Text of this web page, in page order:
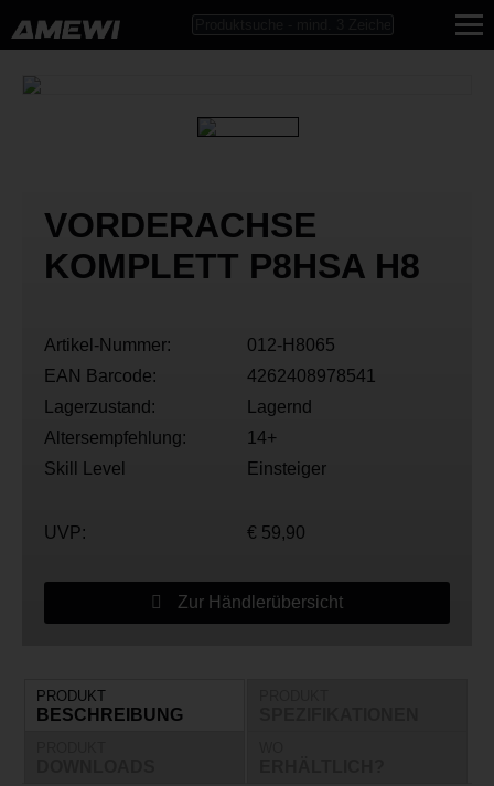
VORDERACHSE
KOMPLETT P8HSA H8
Artikel-Nummer:
012-H8065
EAN Barcode:
4262408978541
Lagerzustand:
Lagernd
Altersempfehlung:
14+
Skill Level
Einsteiger
UVP: € 59,90
Zur Händlerübersicht
PRODUKT
BESCHREIBUNG